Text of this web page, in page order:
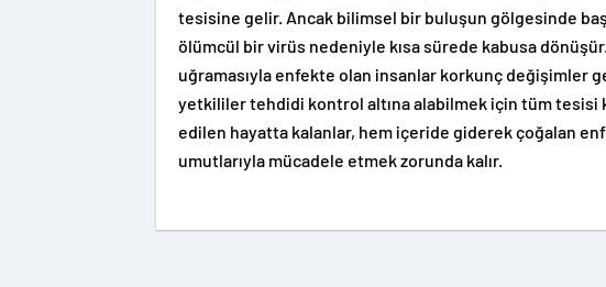
tesisine gelir. Ancak bilimsel bir buluşun gölgesinde
ölümcül bir virüs nedeniyle kısa sürede kabusa
uğramasıyla enfekte olan insanlar korkunç değişimler
yetkililer tehdidi kontrol altına alabilmek için tüm tesisi
edilen hayatta kalanlar, hem içeride giderek çoğalan
umutlarıyla mücadele etmek zorunda kalır.